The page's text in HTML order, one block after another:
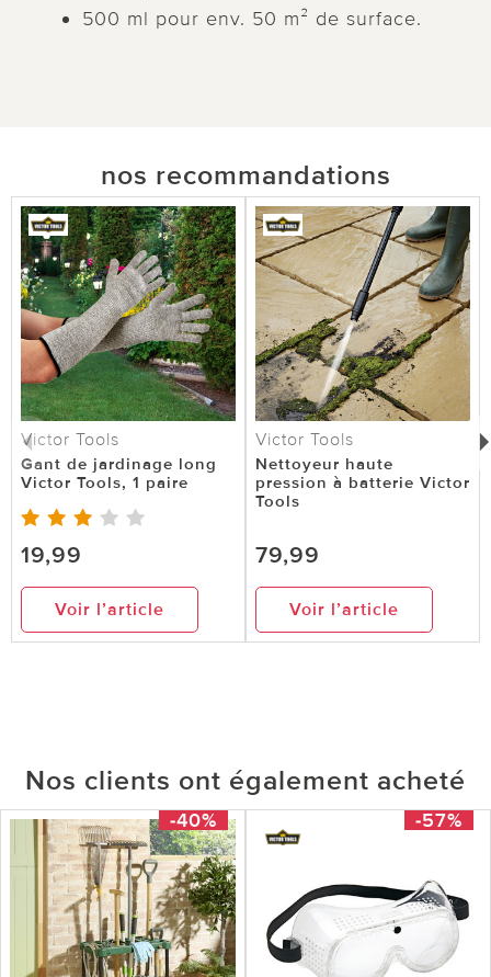
500 ml pour env. 50 m² de surface.
nos recommandations
Victor Tools
Gant de jardinage long
Victor Tools, 1 paire
19,99
Voir l’article
Victor Tools
Nettoyeur haute
pression à batterie Victor
Tools
79,99
Voir l’article
Nos clients ont également acheté
-40% -57%